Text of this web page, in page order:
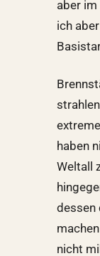
aber
ich
haben
Weltall
dessen
nicht